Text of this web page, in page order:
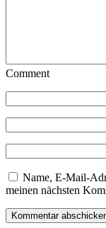
Comment
Name, E-Mail-
meinen nächsten